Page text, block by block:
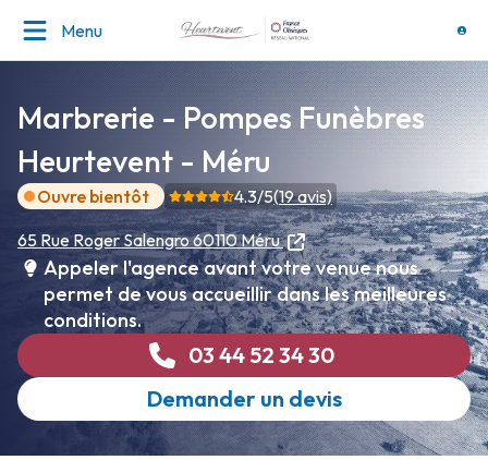
Menu
Marbrerie - Pompes Funèbres
Heurtevent - Méru
Ouvre bientôt 4.3/5(19avis)
65 Rue Roger Salengro60110 Méru
03 44 52 34 30
Demander un devis
Appeler l'agence avant votre venue nous
permet de vous accueillir dans les meilleures
conditions.